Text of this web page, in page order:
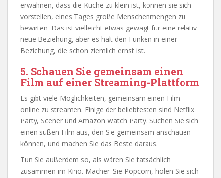
erwähnen, dass die Küche zu klein ist, können sie sich
vorstellen, eines Tages große Menschenmengen zu
bewirten. Das ist vielleicht etwas gewagt für eine relativ
neue Beziehung, aber es hält den Funken in einer
Beziehung, die schon ziemlich ernst ist.
5. Schauen Sie gemeinsam einen
Film auf einer Streaming-Plattform
Es gibt viele Möglichkeiten, gemeinsam einen Film
online zu streamen. Einige der beliebtesten sind Netflix
Party, Scener und Amazon Watch Party. Suchen Sie sich
einen süßen Film aus, den Sie gemeinsam anschauen
können, und machen Sie das Beste daraus.
Tun Sie außerdem so, als wären Sie tatsächlich
zusammen im Kino. Machen Sie Popcorn, holen Sie sich